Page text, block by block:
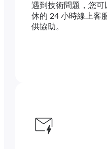
遇到技術問題，您
休的 24 小時線上客
供協助。